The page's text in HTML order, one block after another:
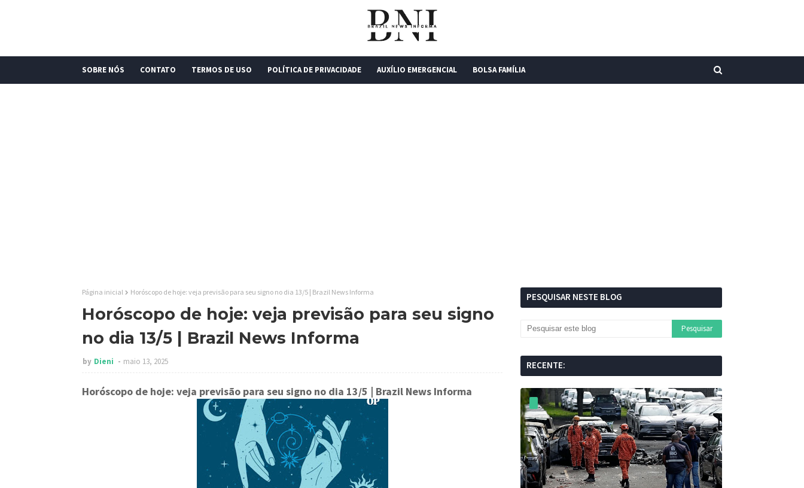
SOBRE NÓS CONTATO TERMOS DE USO POLÍTICA DE PRIVACIDADE AUXÍLIO EMERGENCIAL BOLSA FAMÍLIA
Página inicial Horóscopo de hoje: veja previsão para seu signo no dia 13/5 | Brazil News Informa
Horóscopo de hoje: veja previsão para seu signo
no dia 13/5 | Brazil News Informa
by Dieni maio 13, 2025
Horóscopo de hoje: veja previsão para seu signo no dia 13/5 | Brazil News Informa
PESQUISAR NESTE BLOG
RECENTE: